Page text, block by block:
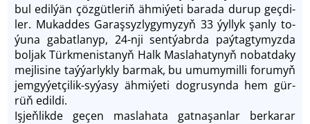
bul edil­ýän çöz­güt­le­riň äh­mi­ýe­ti bara­da du­rup geç­di­
ler. Mu­kad­des Ga­raş­syz­ly­gy­my­zyň 33 ýyl­lyk şan­ly to­
ýu­na ga­bat­la­nyp, 24-nji sent­ýabr­da paý­tag­ty­myz­da
bol­jak Türkmenista­nyň Halk Mas­la­ha­ty­nyň no­bat­da­ky
mej­li­si­ne taý­ýar­lyk­ly bar­mak, bu umumy­mil­li fo­ru­myň
jem­gy­ýet­çi­lik-sy­ýa­sy äh­mi­ýe­ti dogrusyn­da hem gür­
rüň edil­di.
Iş­jeň­lik­de ge­çen mas­la­ha­ta gat­na­şan­lar ber­ka­rar